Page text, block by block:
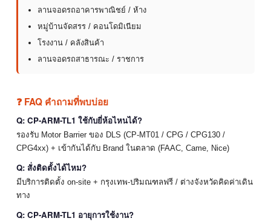
ลานจอดรถอาคารพาณิชย์ / ห้าง
หมู่บ้านจัดสรร / คอนโดมิเนียม
โรงงาน / คลังสินค้า
ลานจอดรถสาธารณะ / ราชการ
❓ FAQ คำถามที่พบบ่อย
Q: CP-ARM-TL1 ใช้กับยี่ห้อไหนได้?
รองรับ Motor Barrier ของ DLS (CP-MT01 / CPG / CPG130 /
CPG4xx) + เข้ากันได้กับ Brand ในตลาด (FAAC, Came, Nice)
Q: สั่งติดตั้งได้ไหม?
มีบริการติดตั้ง on-site + กรุงเทพ-ปริมณฑลฟรี / ต่างจังหวัดคิดค่าเดิน
ทาง
Q: CP-ARM-TL1 อายุการใช้งาน?